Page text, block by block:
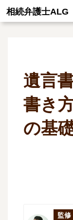
相続弁護士ALG
遺言
書き
の基
監修